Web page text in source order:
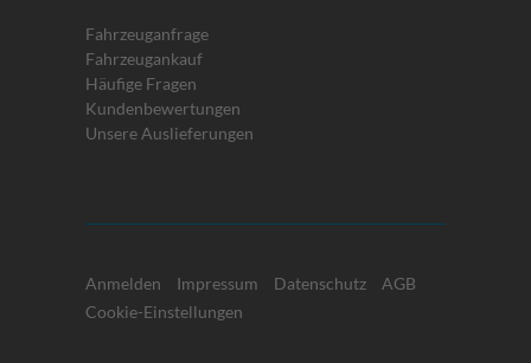
Fahrzeuganfrage
Fahrzeugankauf
Häufige Fragen
Kundenbewertungen
Unsere Auslieferungen
Anmelden Impressum Datenschutz
AGB
Cookie-Einstellungen